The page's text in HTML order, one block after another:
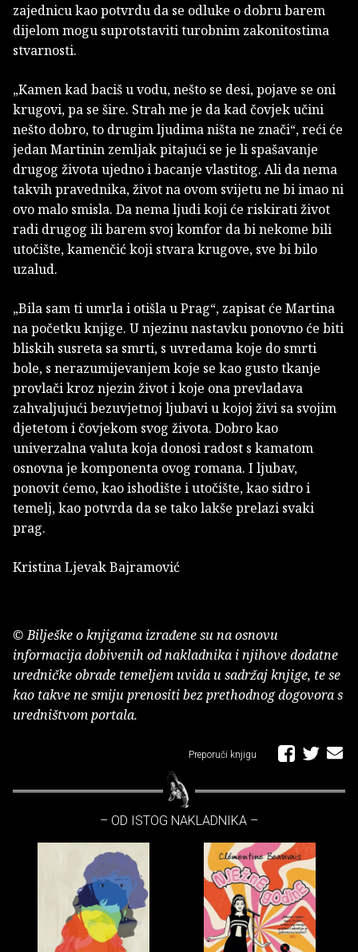
zajednicu kao potvrdu da se odluke o dobru barem
dijelom mogu suprotstaviti turobnim zakonitostima
stvarnosti.
„Kamen kad baciš u vodu, nešto se desi, pojave se oni
krugovi, pa se šire. Strah me je da kad čovjek učini
nešto dobro, to drugim ljudima ništa ne znači“, reći će
jedan Martinin zemljak pitajući se je li spašavanje
drugog života ujedno i bacanje vlastitog. Ali da nema
takvih pravednika, život na ovom svijetu ne bi imao ni
ovo malo smisla. Da nema ljudi koji će riskirati život
radi drugog ili barem svoj komfor da bi nekome bili
utočište, kamenčić koji stvara krugove, sve bi bilo
uzalud.
„Bila sam ti umrla i otišla u Prag“, zapisat će Martina
na početku knjige. U njezinu nastavku ponovno će biti
bliskih susreta sa smrti, s uvredama koje do smrti
bole, s nerazumijevanjem koje se kao gusto tkanje
provlači kroz njezin život i koje ona prevladava
zahvaljujući bezuvjetnoj ljubavi u kojoj živi sa svojim
djetetom i čovjekom svog života. Dobro kao
univerzalna valuta koja donosi radost s kamatom
osnovna je komponenta ovog romana. I ljubav,
ponovit ćemo, kao ishodište i utočište, kao sidro i
temelj, kao potvrda da se tako lakše prelazi svaki
prag.
Kristina Ljevak Bajramović
© Bilješke o knjigama izrađene su na osnovu
informacija dobivenih od nakladnika i njihove dodatne
uredničke obrade temeljem uvida u sadržaj knjige, te se
kao takve ne smiju prenositi bez prethodnog dogovora s
uredništvom portala.
Preporuči knjigu
– OD ISTOG NAKLADNIKA –